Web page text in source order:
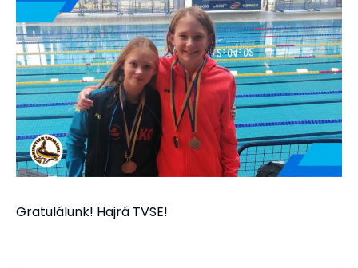
Gratulálunk! Hajrá TVSE!